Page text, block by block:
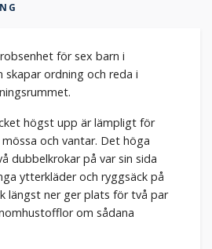
för sex barn i
skapar ordning och reda i
högst upp är lämpligt för
och vantar. Det höga
dubbelkrokar på var sin sida
ytterkläder och ryggsäck på
längst ner ger plats för två par
om sådana